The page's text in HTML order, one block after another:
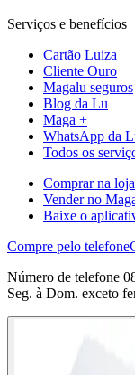
Serviços e benefícios
Cartão Luiza
Cliente Ouro
Magalu seguros
Blog da Lu
Maga +
WhatsApp da
Todos os
Comprar na loja
Vender no
Baixe o
Compre pelo telefone
Número de telefone
Seg. à Dom. exceto